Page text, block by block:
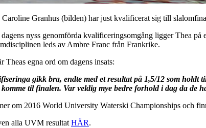
Caroline Granhus (bilden) har just kvalificerat sig till
nyss genomförda kvalificeringsomgång ligger Thea
leds av Ambre Franc från Frankrike.
Theas egna ord om dagens insats:
gikk bra, endte med et resultat på 1,5/12 som holdt
til finalen. Var veldig mye bedre forhold i dag da de
om 2016 World University Waterski Championships och
alla UVM resultatHÄR.